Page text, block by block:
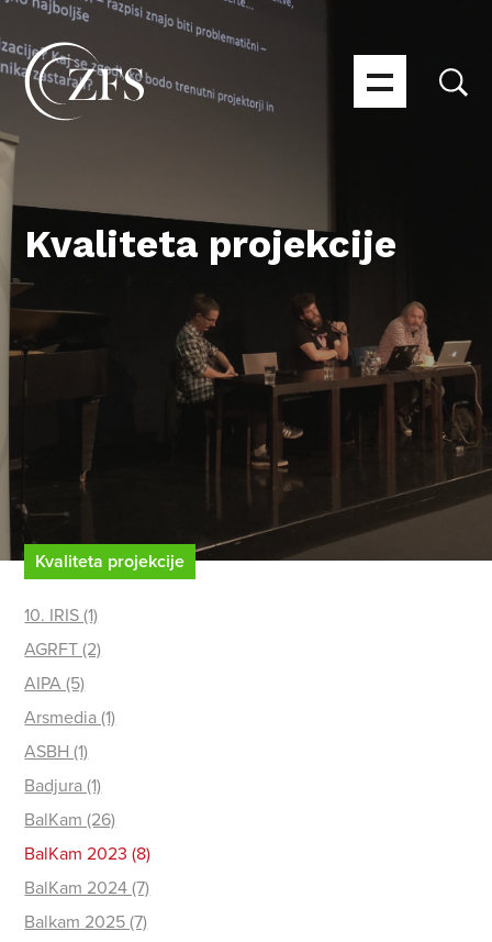
Kvaliteta projekcije
Kvaliteta projekcije
10. IRIS (1)
AGRFT (2)
AIPA (5)
Arsmedia (1)
ASBH (1)
Badjura (1)
BalKam (26)
BalKam 2023 (8)
BalKam 2024 (7)
Balkam 2025 (7)